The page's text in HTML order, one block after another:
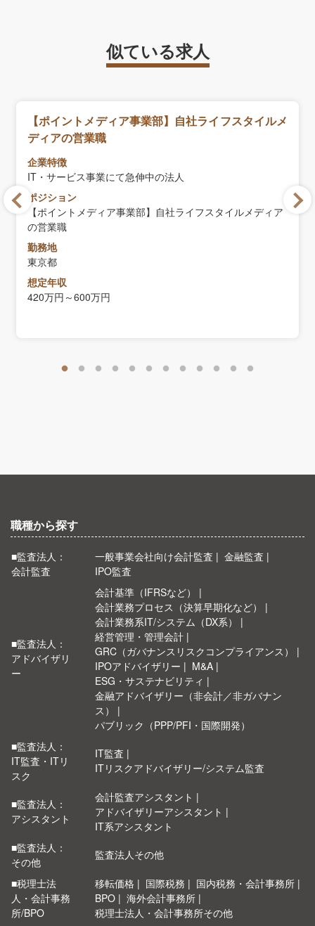
似ている求人
【ポイントメディア事業部】自社ライフスタイルメ
ディアの営業職
企業特徴
IT・サービス事業にて急伸中の法人
ポジション
【ポイントメディア事業部】自社ライフスタイルメディア
の営業職
勤務地
東京都
想定年収
420万円～600万円
職種から探す
■監査法人：
会計監査
一般事業会社向け会計監査
金融監査
IPO監査
■監査法人：
アドバイザリ
ー
会計基準（IFRSなど）
会計業務プロセス（決算早期化など）
会計業務系IT/システム（DX系）
経営管理・管理会計
GRC（ガバナンスリスクコンプライアンス）
IPOアドバイザリー
M&A
ESG・サステナビリティ
金融アドバイザリー（非会計／非ガバナン
ス）
パブリック（PPP/PFI・国際開発）
■監査法人：
IT監査・ITリ
スク
IT監査
ITリスクアドバイザリー/システム監査
■監査法人：
アシスタント
会計監査アシスタント
アドバイザリーアシスタント
IT系アシスタント
■監査法人：
その他
監査法人その他
■税理士法
人・会計事務
所/BPO
移転価格 国際税務
国内税務・会計事務所
BPO
海外会計事務所
税理士法人・会計事務所その他